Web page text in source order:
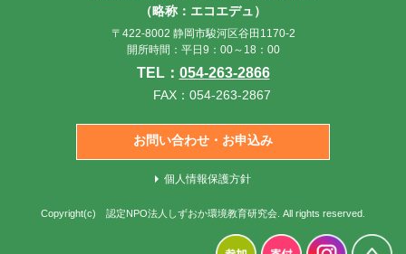
（略称：エコエデュ）
〒422-8002 静岡市駿河区谷田1170-2
開所時間：平日9：00～18：00
TEL： 054-263-2866
FAX：054-263-2867
お問い合わせ・お申込み
個人情報保護方針
Copyright(c) 認定NPO法人しずおか環境教育研究会 . All rights reserved.